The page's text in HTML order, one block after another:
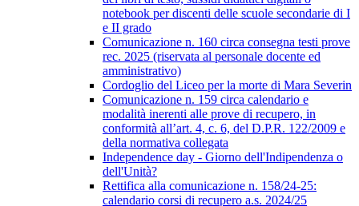
notebook per discenti delle scuole secondarie di I
e II grado
Comunicazione n. 160 circa consegna testi prove
rec. 2025 (riservata al personale docente ed
amministrativo)
Cordoglio del Liceo per la morte di Mara Severin
Comunicazione n. 159 circa calendario e
modalità inerenti alle prove di recupero, in
conformità all’art. 4, c. 6, del D.P.R. 122/2009 e
della normativa collegata
Independence day - Giorno dell'Indipendenza o
dell'Unità?
Rettifica alla comunicazione n. 158/24-25:
calendario corsi di recupero a.s. 2024/25